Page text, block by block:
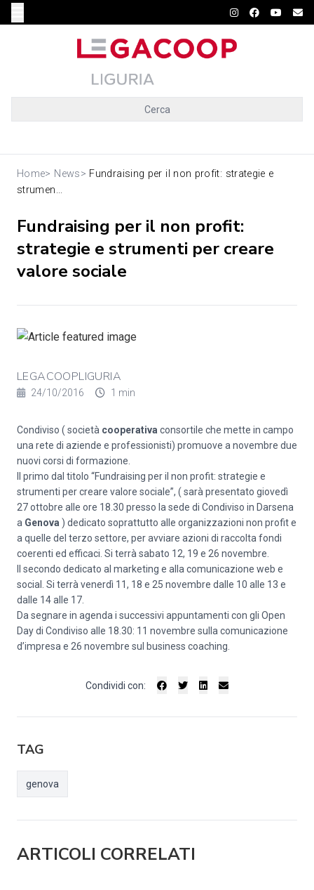
Cerca
Home> News> Fundraising per il non profit: strategie e
strumen...
Fundraising per il non profit:
strategie e strumenti per creare
valore sociale
LEGACOOPLIGURIA
24/10/2016 1 min
Condiviso ( società cooperativa consortile che mette in campo
una rete di aziende e professionisti) promuove a novembre due
nuovi corsi di formazione.
Il primo dal titolo “Fundraising per il non profit: strategie e
strumenti per creare valore sociale”, ( sarà presentato giovedì
27 ottobre alle ore 18.30 presso la sede di Condiviso in Darsena
a Genova ) dedicato soprattutto alle organizzazioni non profit e
a quelle del terzo settore, per avviare azioni di raccolta fondi
coerenti ed efficaci. Si terrà sabato 12, 19 e 26 novembre.
Il secondo dedicato al marketing e alla comunicazione web e
social. Si terrà venerdì 11, 18 e 25 novembre dalle 10 alle 13 e
dalle 14 alle 17.
Da segnare in agenda i successivi appuntamenti con gli Open
Day di Condiviso alle 18.30: 11 novembre sulla comunicazione
d’impresa e 26 novembre sul business coaching.
Condividi con:
TAG
genova
ARTICOLI CORRELATI